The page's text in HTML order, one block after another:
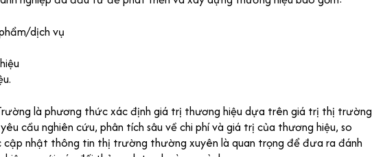
dịch vụ
là phương thức xác định giá trị thương hiệu dựa trên giá trị thị trường
cầu nghiên cứu, phân tích sâu về chi phí và giá trị của thương hiệu, so
nhật thông tin thị trường thường xuyên là quan trọng để đưa ra đánh